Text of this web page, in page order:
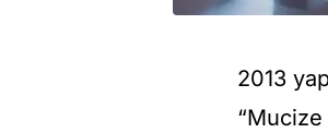
2013